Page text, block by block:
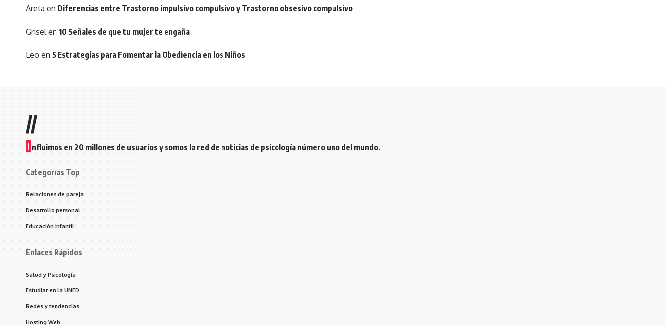
Areta en Diferencias entre Trastorno impulsivo compulsivo y Trastorno obsesivo compulsivo
Griselen 10 Señales de que tu mujer te engaña
Leo en 5 Estrategias para Fomentar la Obediencia en los Niños
//
I nfluimos en 20 millones de usuarios y somos la red de noticias de psicología número uno del mundo.
Categorías Top
Relaciones de pareja
Desarrollo personal
Educación infantil
Enlaces Rápidos
Salud y Psicología
Estudiar en la UNED
Redes y tendencias
Hosting Web